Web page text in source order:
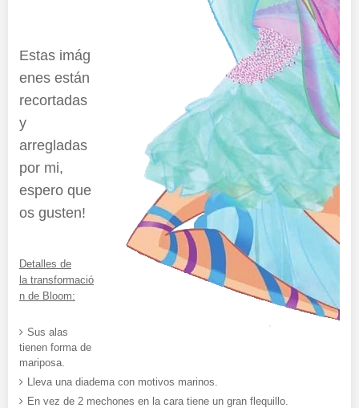
Estas imág
enes están
recortadas
y
arregladas
por mi,
espero que
os gusten!
Detalles de
la transformació
n de Bloom:
Sus alas
tienen forma de
mariposa.
Lleva una diadema con motivos marinos.
En vez de 2 mechones en la cara tiene un gran flequillo.